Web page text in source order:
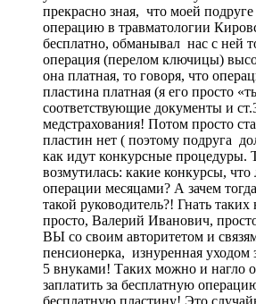
прекрасно зная, что моей
операцию в травматологии
бесплатно, обманывал нас с ней
операция (перелом ключицы)
она платная, то говоря, что
пластина платная (я его просто
соответствующие документы и
медстрахования! Потом просто
пластин нет ( поэтому подруга
как идут конкурсные процедуры.
возмутилась: какие конкурсы,
операции месяцами? А зачем
такой руководитель?! Гнать
просто, Валерий Иванович,
ВЫ со своим авторитетом и
пенсионерка, изнуренная уходом
5 внуками! Таких можно и нагло
заплатить за бесплатную
бесплатную пластину! Это